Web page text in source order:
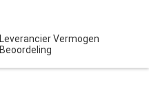
Leverancier Vermogen
Beoordeling